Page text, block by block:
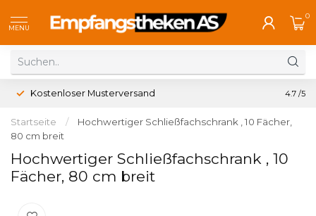
MENU
0
Kostenloser Musterversand 4.7 /5
Startseite /
Hochwertiger Schließfachschrank , 10 Fächer,
80 cm breit
Hochwertiger Schließfachschrank , 10
Fächer, 80 cm breit